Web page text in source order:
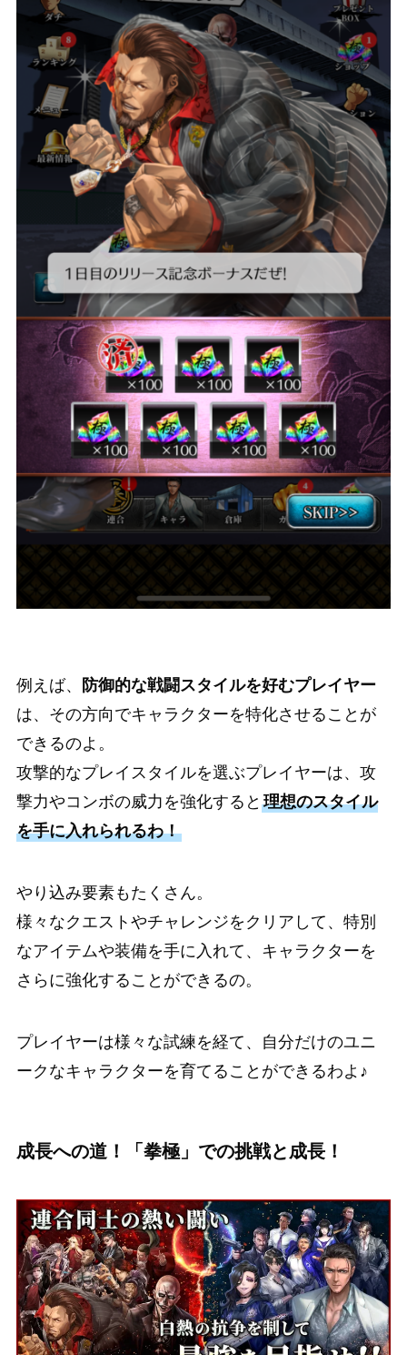
例えば、
防御的な戦闘スタイルを好むプレイヤー
は、その方向でキャラクターを特化させることが
できるのよ。
攻撃的なプレイスタイルを選ぶプレイヤーは、攻
撃力やコンボの威力を強化すると 理想のスタイル
を手に入れられるわ！
やり込み要素もたくさん。
様々なクエストやチャレンジをクリアして、特別
なアイテムや装備を手に入れて、キャラクターを
さらに強化することができるの。
プレイヤーは様々な試練を経て、自分だけのユニ
ークなキャラクターを育てることができるわよ♪
成長への道！「拳極」での挑戦と成長！